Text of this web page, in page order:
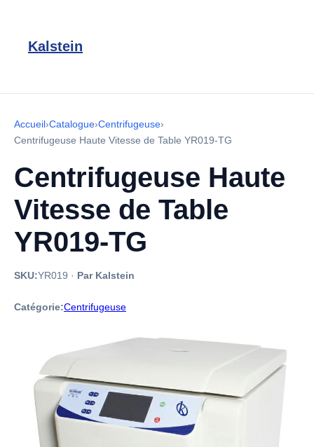
Kalstein
Accueil›Catalogue›Centrifugeuse›
Centrifugeuse Haute Vitesse de Table YR019-TG
Centrifugeuse Haute
Vitesse de Table
YR019-TG
SKU:YR019 · Par Kalstein
Catégorie:Centrifugeuse